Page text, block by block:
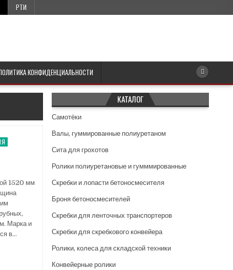
РТИ
КОНФИДЕНЦИАЛЬНОСТИ
1520 мм
Марка и
в…
КАТАЛОГ
Самотёки
Валы, гуммированные полиуретаном
Сита для грохотов
Ролики полиуретановые и гумммированные
Скребки и лопасти бетоносмесителя
Броня бетоносмесителей
Скребки для ленточных транспортеров
Скребки для скребкового конвейера
Ролики, колеса для складской техники
Конвейерные ролики